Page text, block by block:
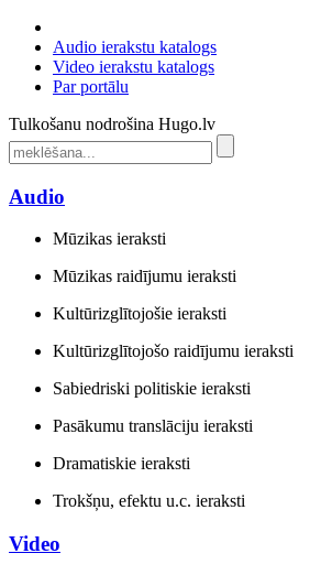
Audio ierakstu katalogs
Video ierakstu katalogs
Par portālu
Tulkošanu nodrošina Hugo.lv
Audio
Mūzikas ieraksti
Mūzikas raidījumu ieraksti
Kultūrizglītojošie ieraksti
Kultūrizglītojošo raidījumu ieraksti
Sabiedriski politiskie ieraksti
Pasākumu translāciju ieraksti
Dramatiskie ieraksti
Trokšņu, efektu u.c. ieraksti
Video